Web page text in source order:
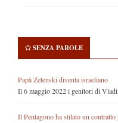
SENZA PAROLE
Papà Zelenski diventa israeliano
Il 6 maggio 2022 i genitori di
Il Pentagono ha stilato un